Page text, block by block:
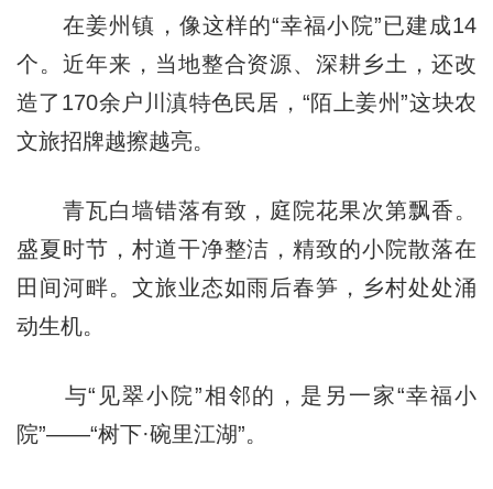
在姜州镇，像这样的“幸福小院”已建成14
个。近年来，当地整合资源、深耕乡土，还改
造了170余户川滇特色民居，“陌上姜州”这块农
文旅招牌越擦越亮。
青瓦白墙错落有致，庭院花果次第飘香。
盛夏时节，村道干净整洁，精致的小院散落在
田间河畔。文旅业态如雨后春笋，乡村处处涌
动生机。
与“见翠小院”相邻的，是另一家“幸福小
院”——“树下·碗里江湖”。